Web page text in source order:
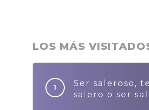
LOS MÁS
Ser saleroso,
salero o ser